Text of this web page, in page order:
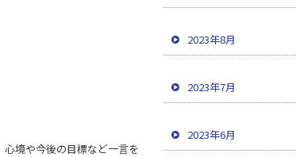
境や今後の目標など一言を
2023年8月
2023年7月
2023年6月